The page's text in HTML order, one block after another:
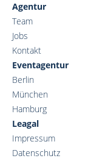
Agentur
Team
Jobs
Kontakt
Eventagentur
Berlin
München
Hamburg
Leagal
Impressum
Datenschutz